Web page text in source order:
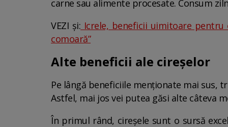
carne sau alimente procesate. Consum
VEZI și: Icrele, beneficii uimitoare pentru
comoară”
Alte beneficii ale cireșelor
Pe lângă beneficiile menționate mai sus,
Astfel, mai jos vei putea găsi alte câteva
În primul rând, cireșele sunt o sursă